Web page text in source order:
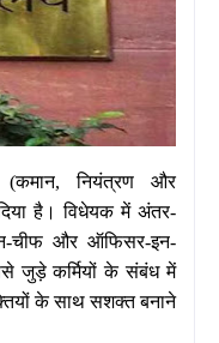
(कमान,नियंत्रण और
है। विधेयक में अंतर-
-चीफ और ऑफिसर-इन-
जुड़े कर्मियों के संबंध में
के साथ सशक्त बनाने